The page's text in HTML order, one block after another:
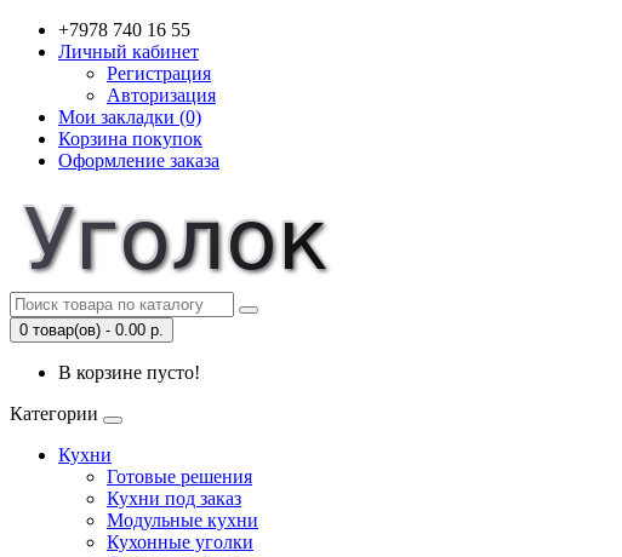
+7978 740 16 55
Личный кабинет
Регистрация
Авторизация
Мои закладки (0)
Корзина покупок
Оформление заказа
0 товар(ов) - 0.00 р.
В корзине пусто!
Категории
Кухни
Готовые решения
Кухни под заказ
Модульные кухни
Кухонные уголки